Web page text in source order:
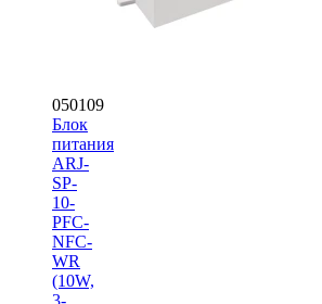
050109
Блок
питания
ARJ-
SP-
10-
PFC-
NFC-
WR
(10W,
3-